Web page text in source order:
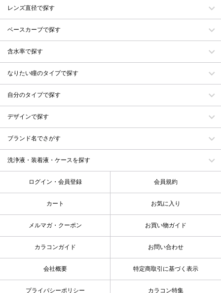
レンズ直径で探す
ベースカーブで探す
含水率で探す
なりたい瞳のタイプで探す
自分のタイプで探す
デザインで探す
ブランド名でさがす
洗浄液・装着液・ケースを探す
ログイン・会員登録 会員規約
カート お気に入り
メルマガ・クーポン お買い物ガイド
カラコンガイド お問い合わせ
会社概要 特定商取引に基づく表示
プライバシーポリシー カラコン特集